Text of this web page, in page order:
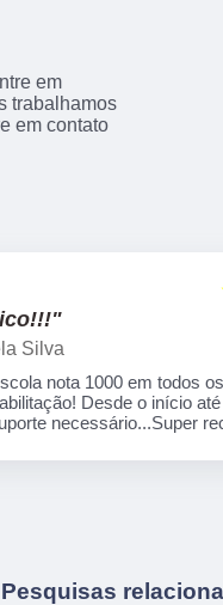
em
trabalhamos
em contato
Silva
nota 1000 em todos
Desde o início
necessário...Super
Pesquisas